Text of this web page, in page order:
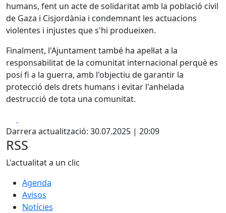
humans, fent un acte de solidaritat amb la població civil
de Gaza i Cisjordània i condemnant les actuacions
violentes i injustes que s'hi produeixen.
Finalment, l'Ajuntament també ha apel·lat a la
responsabilitat de la comunitat internacional perquè es
posi fi a la guerra, amb l'objectiu de garantir la
protecció dels drets humans i evitar l'anhelada
destrucció de tota una comunitat.
Darrera actualització: 30.07.2025 | 20:09
RSS
L'actualitat a un clic
Agenda
Avisos
Notícies